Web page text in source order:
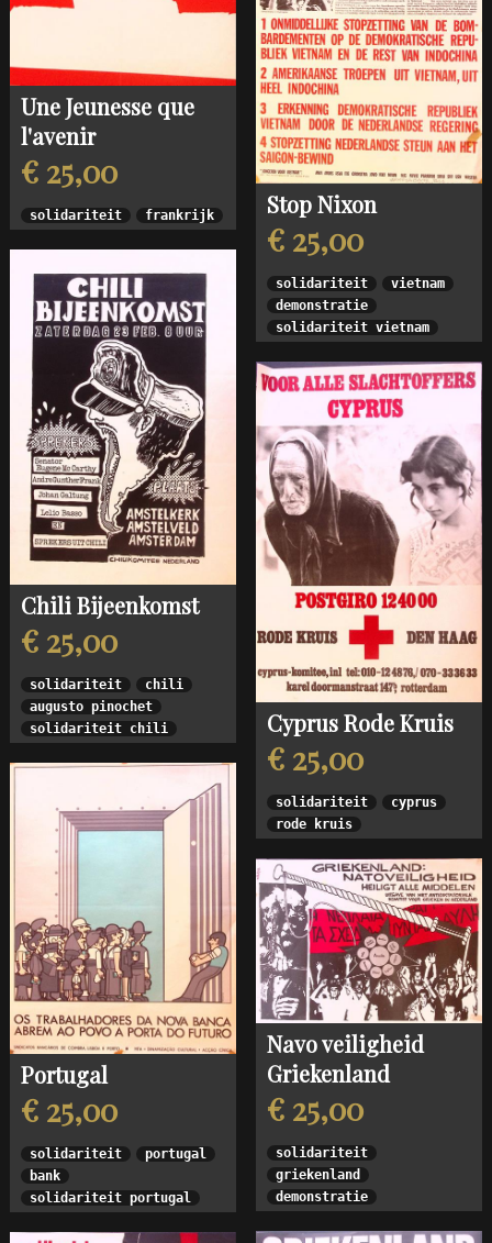
Une Jeunesse que
l'avenir
€ 25,00
solidariteit frankrijk Stop Nixon
€ 25,00
solidariteit
vietnam
demonstratie
solidariteit vietnam
Chili Bijeenkomst
€ 25,00
solidariteit
chili
augusto pinochet
solidariteit chili
Cyprus Rode Kruis
€ 25,00
solidariteit
cyprus
rode kruis
Portugal
€ 25,00
solidariteit
portugal
bank
solidariteit portugal
Navo veiligheid
Griekenland
€ 25,00
solidariteit
griekenland
demonstratie